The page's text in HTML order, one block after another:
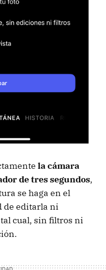
la cámara
de tres segundos,
se haga en el
de editarla ni
cual, sin filtros ni